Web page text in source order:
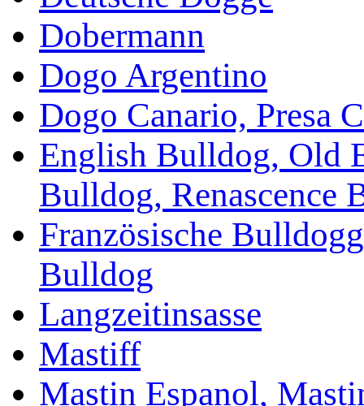
Dobermann
Dogo Argentino
Dogo Canario, Presa
English Bulldog, Old
Bulldog, Renascence
Französische
Bulldog
Langzeitinsasse
Mastiff
Mastin Espanol,